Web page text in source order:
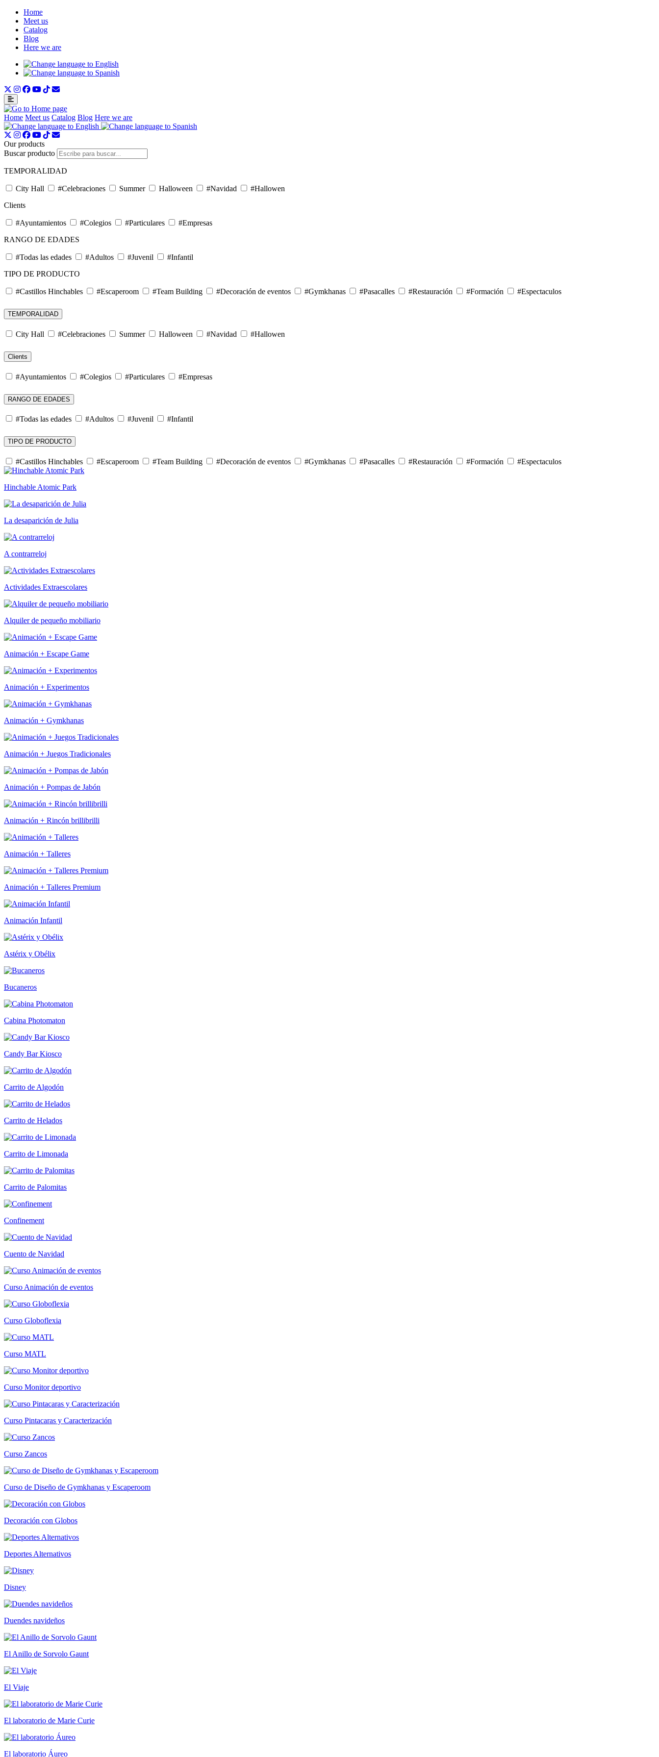
Home
Meet us
Catalog
Blog
Here we are
Home Meet us Catalog Blog Here we are
Our products
Buscar producto
TEMPORALIDAD
City Hall #Celebraciones Summer Halloween #Navidad
#Hallowen
Clients
#Ayuntamientos #Colegios #Particulares
#Empresas
RANGO DE EDADES
#Todas las edades #Adultos #Juvenil
#Infantil
TIPO DE PRODUCTO
#Castillos Hinchables #Escaperoom #Team Building #Decoración de eventos #Gymkhanas #Pasacalles #Restauración #Formación #Espectaculos
TEMPORALIDAD
City Hall #Celebraciones Summer Halloween #Navidad #Hallowen
Clients
#Ayuntamientos #Colegios #Particulares #Empresas
RANGO DE EDADES
#Todas las edades #Adultos #Juvenil #Infantil
TIPO DE PRODUCTO
#Castillos Hinchables #Escaperoom #Team Building #Decoración de eventos #Gymkhanas #Pasacalles #Restauración #Formación #Espectaculos
Hinchable Atomic Park
La desaparición de Julia
A contrarreloj
Actividades Extraescolares
Alquiler de pequeño mobiliario
Animación + Escape Game
Animación + Experimentos
Animación + Gymkhanas
Animación + Juegos Tradicionales
Animación + Pompas de Jabón
Animación + Rincón brillibrilli
Animación + Talleres
Animación + Talleres Premium
Animación Infantil
Astérix y Obélix
Bucaneros
Cabina Photomaton
Candy Bar Kiosco
Carrito de Algodón
Carrito de Helados
Carrito de Limonada
Carrito de Palomitas
Confinement
Cuento de Navidad
Curso Animación de eventos
Curso Globoflexia
Curso MATL
Curso Monitor deportivo
Curso Pintacaras y Caracterización
Curso Zancos
Curso de Diseño de Gymkhanas y Escaperoom
Decoración con Globos
Deportes Alternativos
Disney
Duendes navideños
El Anillo de Sorvolo Gaunt
El Viaje
El laboratorio de Marie Curie
El laboratorio Áureo